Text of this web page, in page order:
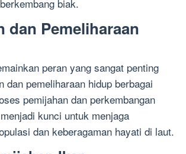
biak.
dan Pemeliharaan
peran yang sangat penting
dan pemeliharaan hidup berbagai
pemijahan dan perkembangan
kunci untuk menjaga
dan keberagaman hayati di laut.